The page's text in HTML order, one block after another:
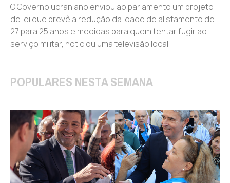
O Governo ucraniano enviou ao parlamento um projeto
de lei que prevê a redução da idade de alistamento de
27 para 25 anos e medidas para quem tentar fugir ao
serviço militar, noticiou uma televisão local.
POPULARES NESTA SEMANA